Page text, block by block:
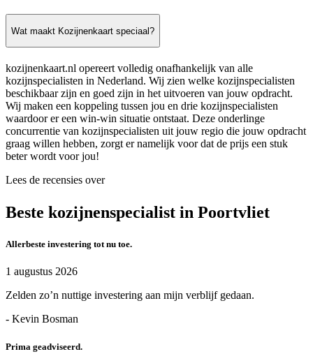
Wat maakt Kozijnenkaart speciaal?
kozijnenkaart.nl opereert volledig onafhankelijk van alle
kozijnspecialisten in Nederland. Wij zien welke kozijnspecialisten
beschikbaar zijn en goed zijn in het uitvoeren van jouw opdracht.
Wij maken een koppeling tussen jou en drie kozijnspecialisten
waardoor er een win-win situatie ontstaat. Deze onderlinge
concurrentie van kozijnspecialisten uit jouw regio die jouw opdracht
graag willen hebben, zorgt er namelijk voor dat de prijs een stuk
beter wordt voor jou!
Lees de recensies over
Beste kozijnenspecialist in Poortvliet
Allerbeste investering tot nu toe.
1 augustus 2026
Zelden zo’n nuttige investering aan mijn verblijf gedaan.
- Kevin Bosman
Prima geadviseerd.